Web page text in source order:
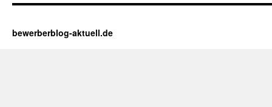
bewerberblog-aktuell.de